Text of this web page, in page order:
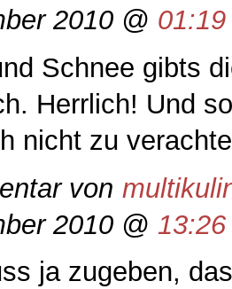
2010 @ 01:19
Schnee gibts
Herrlich! Und
nicht zu
von
2010 @ 13:26
ja zugeben,